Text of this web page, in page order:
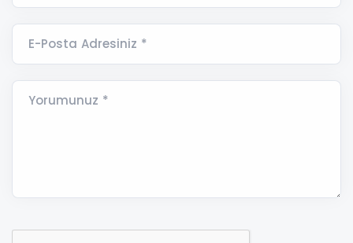
E-Posta Adresiniz *
Yorumunuz *